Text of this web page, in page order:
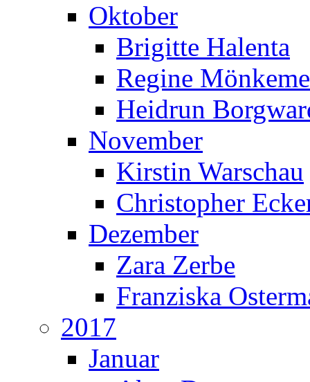
Oktober
Brigitte Halenta
Regine
Heidrun
November
Kirstin Warschau
Christopher
Dezember
Zara Zerbe
Franziska
2017
Januar